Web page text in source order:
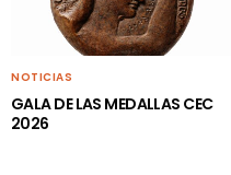
NOTICIAS
GALA DE LAS MEDALLAS CEC
2026